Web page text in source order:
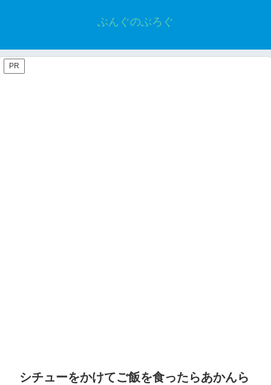
ぶんぐのぶろぐ
PR
シチューをかけてご飯を食ったらあかんら